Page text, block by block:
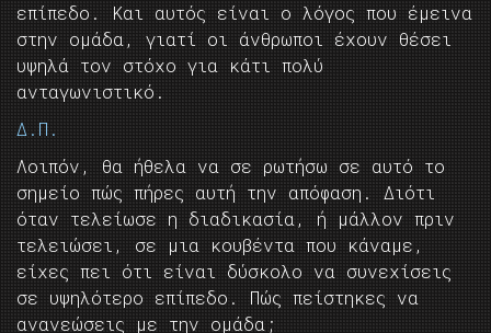
επίπεδο. Και αυτός είναι ο λόγος που έμεινα
στην ομάδα, γιατί οι άνθρωποι έχουν θέσει
υψηλά τον στόχο για κάτι πολύ
ανταγωνιστικό.
Δ.Π.
Λοιπόν, θα ήθελα να σε ρωτήσω σε αυτό το
σημείο πώς πήρες αυτή την απόφαση. Διότι
όταν τελείωσε η διαδικασία, ή μάλλον πριν
τελειώσει, σε μια κουβέντα που κάναμε,
είχες πει ότι είναι δύσκολο να συνεχίσεις
σε υψηλότερο επίπεδο. Πώς πείστηκες να
ανανεώσεις με την ομάδα;